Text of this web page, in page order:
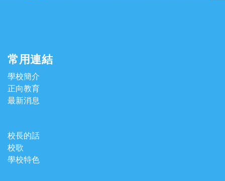
常用連結
學校簡介
正向教育
最新消息
校長的話
校歌
學校特色